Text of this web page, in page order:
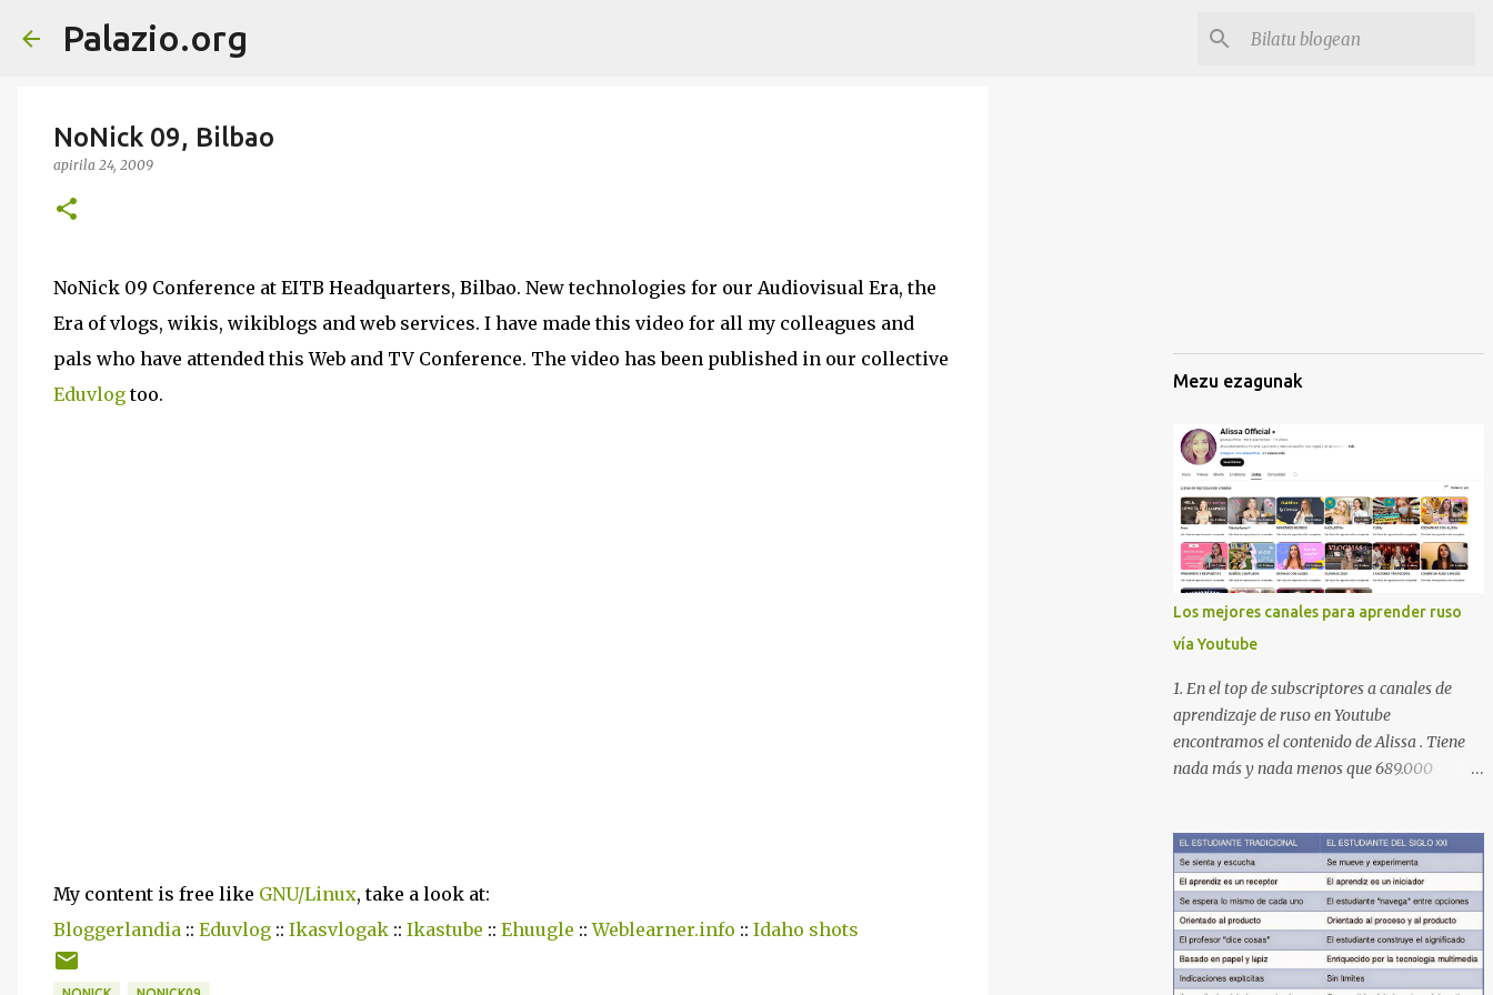
Palazio.org
NoNick 09, Bilbao
apirila 24, 2009
NoNick 09 Conference at EITB Headquarters, Bilbao. New technologies for our Audiovisual Era, the
Era of vlogs, wikis, wikiblogs and web services. I have made this video for all my colleagues and
pals who have attended this Web and TV Conference. The video has been published in our collective
Eduvlogtoo.
My content is free like GNU/Linux, take a look at:
Bloggerlandia :: Eduvlog :: Ikasvlogak :: Ikastube :: Ehuugle ::Weblearner.info :: Idaho shots
Mezu ezagunak
Los mejores canales para aprender ruso
vía Youtube
1. En el top de subscriptores a canales de
aprendizaje de ruso en Youtube
encontramos el contenido de Alissa . Tiene
nada más y nada menos que 689.000
16 carpetas con diferente contenido para
aprender expresiones, cultura, cocina etc.
https://www.youtube.com/@AlissaOfficial/p
laylists 2. Canal de Anastasia G . con
224.000 subscriptores y 97 vídeos en
septiembre de 2024. Anastasia tiene una